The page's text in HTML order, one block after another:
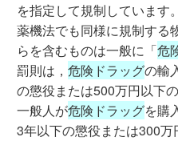
を指定して規制しています。
薬機法でも同様に規制する
らを含むものは一般に「危
罰則は，危険ドラッグの輸
の懲役または500万円以下
一般人が危険ドラッグを購
3年以下の懲役または300万